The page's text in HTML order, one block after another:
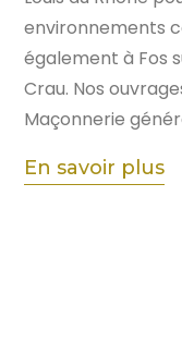
environnements
également à Fos
Crau. Nos
Maçonnerie
En savoir plus